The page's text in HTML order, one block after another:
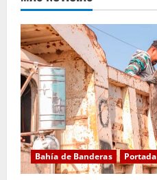
e
y
e
n
d
o Bahía de Banderas Portada